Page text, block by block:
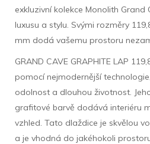
exkluzivní kolekce Monolith Grand
luxusu a stylu. Svými rozměry
mm dodá vašemu prostoru
GRAND CAVE GRAPHITE LAP
pomocí nejmodernější
odolnost a dlouhou životnost.
grafitové barvě dodává interiéru
vzhled. Tato dlaždice je skvělou
a je vhodná do jakéhokoli